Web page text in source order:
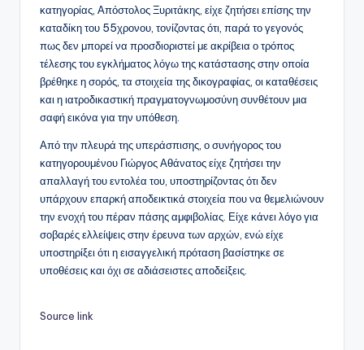
κατηγορίας, Απόστολος Ξυριτάκης, είχε ζητήσει επίσης την
καταδίκη του 55χρονου, τονίζοντας ότι, παρά το γεγονός
πως δεν μπορεί να προσδιοριστεί με ακρίβεια ο τρόπος
τέλεσης του εγκλήματος λόγω της κατάστασης στην οποία
βρέθηκε η σορός, τα στοιχεία της δικογραφίας, οι καταθέσεις
και η ιατροδικαστική πραγματογνωμοσύνη συνθέτουν μια
σαφή εικόνα για την υπόθεση.
Από την πλευρά της υπεράσπισης, ο συνήγορος του
κατηγορουμένου Γιώργος Αθάνατος είχε ζητήσει την
απαλλαγή του εντολέα του, υποστηρίζοντας ότι δεν
υπάρχουν επαρκή αποδεικτικά στοιχεία που να θεμελιώνουν
την ενοχή του πέραν πάσης αμφιβολίας. Είχε κάνει λόγο για
σοβαρές ελλείψεις στην έρευνα των αρχών, ενώ είχε
υποστηρίξει ότι η εισαγγελική πρόταση βασίστηκε σε
υποθέσεις και όχι σε αδιάσειστες αποδείξεις.
Source link